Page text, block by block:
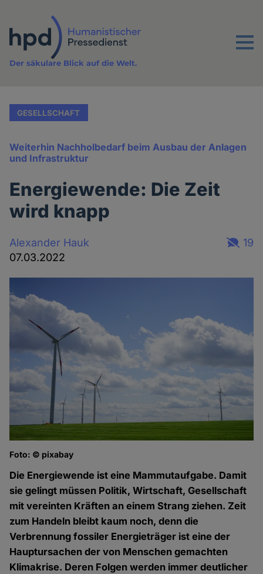
Inhalt
Menu
Der säkulare Blick auf die Welt.
GESELLSCHAFT
Weiterhin Nachholbedarf beim Ausbau der Anlagen
und Infrastruktur
Energiewende: Die Zeit
wird knapp
Alexander Hauk
07.03.2022
19
Foto: © pixabay
Die Energiewende ist eine Mammutaufgabe. Damit
sie gelingt müssen Politik, Wirtschaft, Gesellschaft
mit vereinten Kräften an einem Strang ziehen. Zeit
zum Handeln bleibt kaum noch, denn die
Verbrennung fossiler Energieträger ist eine der
Hauptursachen der von Menschen gemachten
Klimakrise. Deren Folgen werden immer deutlicher